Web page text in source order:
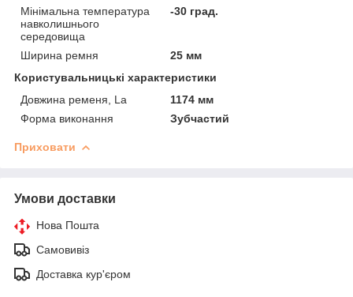
Мінімальна температура
навколишнього
середовища
-30 град.
Ширина ремня
25 мм
Користувальницькі характеристики
Довжина ременя, La
1174 мм
Форма виконання
Зубчастий
Приховати
Умови доставки
Нова Пошта
Самовивіз
Доставка кур'єром